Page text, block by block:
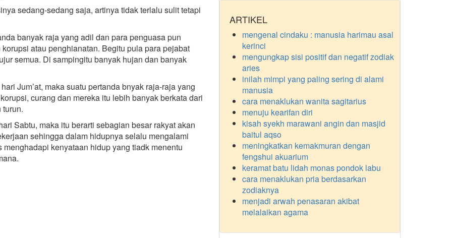
sedang-sedang saja, artinya tidak terlalu sulit tetapi
banyak raja yang adil dan para penguasa pun
atau penghianatan. Begitu pula para pejabat
semua. Di sampingitu banyak hujan dan banyak
Jum’at, maka suatu pertanda bnyak raja-raja yang
curang dan mereka itu lebih banyak berkata dari
Sabtu, maka itu berarti sebagian besar rakyat akan
sehingga dalam hidupnya selalu mengalami
kenyataan hidup yang tiadk menentu
ARTIKEL
mengenal cindaku : manusia harimau asal
kerinci
mengungkap sisi positif dan negatif zodiak
aries
inilah mimpi yang paling sering di alami
manusia
cara menaklukan wanita sagitarius
menuju kearifan diri
kisah syekh marawani angin dan masjid
baitul aqso
meningkatkan kemakmuran dengan
fengshui akuarium
keramat batu lidah monas pondok labu
cara menaklukan pria berdasarkan
zodiaknya
menjadi arwah penasaran akibat
melalaikan agama